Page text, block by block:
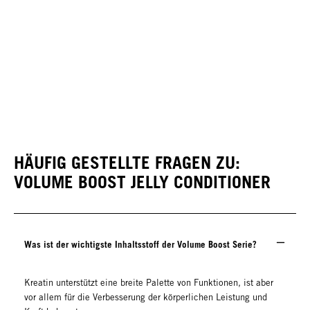
HÄUFIG GESTELLTE FRAGEN ZU:
VOLUME BOOST JELLY CONDITIONER
Was ist der wichtigste Inhaltsstoff der Volume Boost Serie?
Kreatin unterstützt eine breite Palette von Funktionen, ist aber
vor allem für die Verbesserung der körperlichen Leistung und